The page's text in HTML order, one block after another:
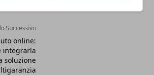
Successivo
online:
integrarla
soluzione